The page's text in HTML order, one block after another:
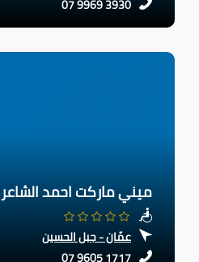
07 9969 3930
ميني ماركت احمد الشاعر
عمّان - جبل الحسين